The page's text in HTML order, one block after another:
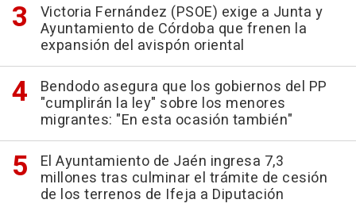
Victoria Fernández (PSOE) exige a Junta y
Ayuntamiento de Córdoba que frenen la
expansión del avispón oriental
Bendodo asegura que los gobiernos del PP
"cumplirán la ley" sobre los menores
migrantes: "En esta ocasión también"
El Ayuntamiento de Jaén ingresa 7,3
millones tras culminar el trámite de cesión
de los terrenos de Ifeja a Diputación